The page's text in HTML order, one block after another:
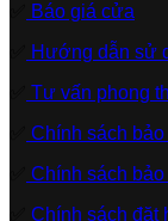
Báo giá cửa
Hướng dẫn sử
Tư vấn phong
Chính sách
Chính sách bảo
Chính sách đặt